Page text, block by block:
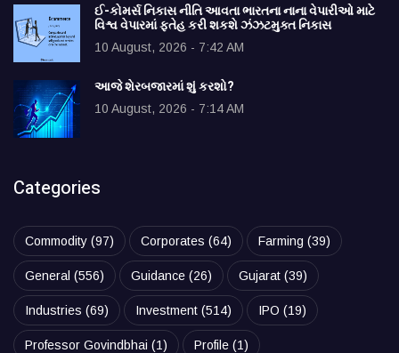
ઈ-કોમર્સ નિકાસ નીતિ આવતા ભારતના નાના વેપારીઓ માટે
વિશ્વ વેપારમાં ફતેહ કરી શકશે ઝંઝટમુક્ત નિકાસ
10 August, 2026 - 7:42 AM
આજે શેરબજારમાં શું કરશો?
10 August, 2026 - 7:14 AM
Categories
Commodity (97) Corporates (64) Farming (39)
General (556) Guidance (26) Gujarat (39)
Industries (69) Investment (514) IPO (19)
Professor Govindbhai (1) Profile (1)